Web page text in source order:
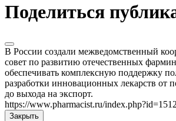
Поделиться
В России создали межведомственный
совет по развитию отечественных
обеспечивать комплексную поддержку
разработки инновационных лекарств от
до выхода на экспорт.
https://www.pharmacist.ru/
Закрыть